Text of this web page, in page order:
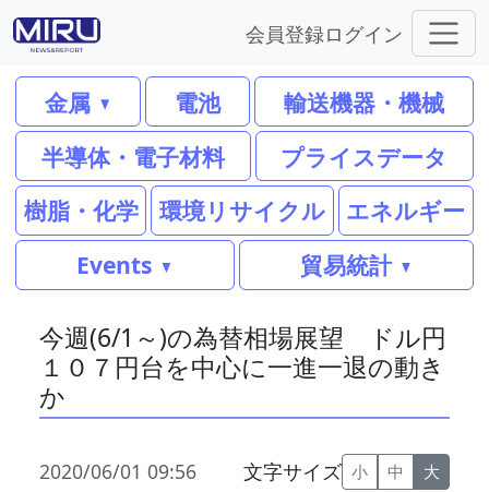
会員登録ログイン
金属 電池
輸送機器・機械
半導体・電子材料
プライスデータ
樹脂・化学
環境リサイクル
エネルギー
Events
貿易統計
今週(6/1～)の為替相場展望 ドル円
１０７円台を中心に一進一退の動き
か
2020/06/01 09:56 文字サイズ 小 中 大